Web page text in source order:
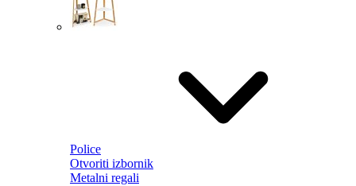
Police
Otvoriti izbornik
Metalni regali